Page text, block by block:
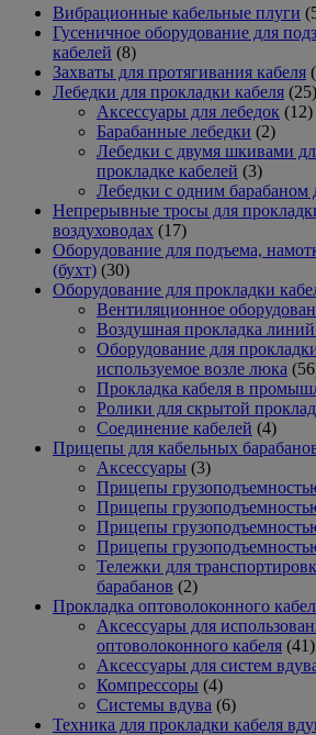
Вибрационные кабельные плуги
Гусеничное оборудование для
кабелей 88
товаров
Захваты для протягивания кабеля
Лебедки для прокладки кабеля 25
Аксессуары для лебедок 1212
Барабанные лебедки 22
Лебедки с двумя шкивами
прокладке кабелей 33
товара
Лебедки с одним барабаном
Непрерывные тросы для
воздуховодах
1717
товаров
Оборудование для подъема,
(бухт) 3030
товаров
Оборудование для прокладки
Вентиляционное
Воздушная прокладка линий
Оборудование для
используемое возле люка
56
Прокладка кабеля в
Ролики для скрытой
Соединение кабелей 44
Прицепы для кабельных
Аксессуары 33
товара
Прицепы
Прицепы
Прицепы
Прицепы
Тележки для
барабанов
22
товара
Прокладка оптоволоконного
Аксессуары для
оптоволоконного кабеля 4141
Аксессуары для систем
Компрессоры 44
товара
Системы вдува 66
товаров
Техника для прокладки кабеля